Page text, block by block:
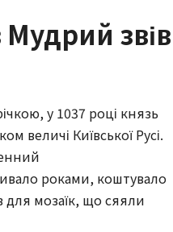
звів
у 1037 році князь
величі Київської Русі.
роками, коштувало
для мозаїк, що сяяли